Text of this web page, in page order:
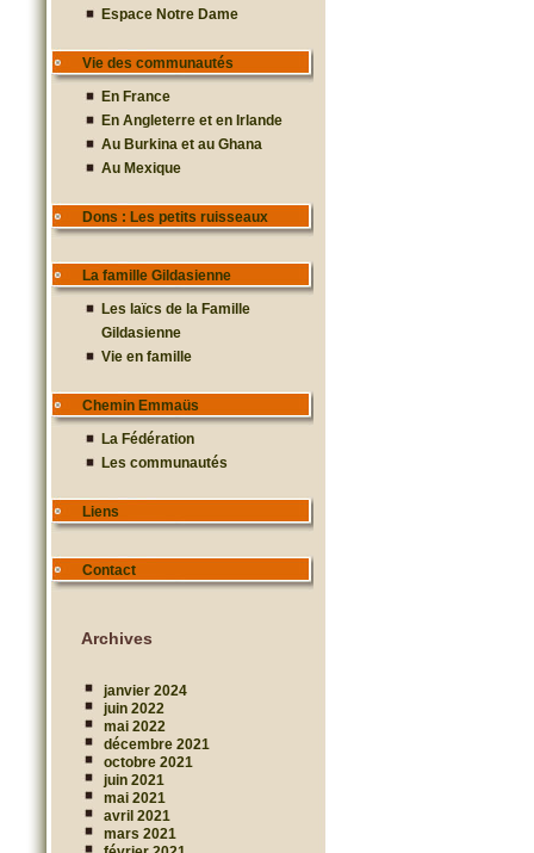
Espace Notre Dame
Vie des communautés
En France
En Angleterre et en Irlande
Au Burkina et au Ghana
Au Mexique
Dons : Les petits ruisseaux
La famille Gildasienne
Les laïcs de la Famille
Gildasienne
Vie en famille
Chemin Emmaüs
La Fédération
Les communautés
Liens
Contact
Archives
janvier 2024
juin 2022
mai 2022
décembre 2021
octobre 2021
juin 2021
mai 2021
avril 2021
mars 2021